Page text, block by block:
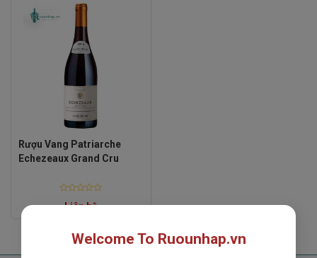
Rượu Vang Patriarche
Echezeaux Grand Cru
Rated
Liên hệ
Welcome To Ruounhap.vn